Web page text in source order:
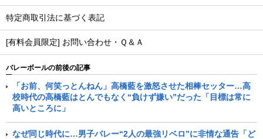
特定商取引法に基づく表記
[有料会員限定] お問い合わせ・Ｑ＆Ａ
バレーボールの前後の記事
「お前、何笑っとんねん」高橋藍を激怒させた相棒セッター…高
校時代の高橋藍はとんでもなく“負けず嫌い”だった「目標は常に
高いところに」
なぜ同じ時代に…男子バレー“2人の最強リベロ”に非情な通告「ど